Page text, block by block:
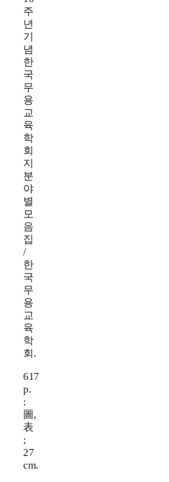
주
년
기
념
한
국
무
용
교
육
학
회
지
분
야
별
모
음
집
/
한
국
무
용
교
육
학
회.
617
p.
:
圖,
表
;
27
cm.